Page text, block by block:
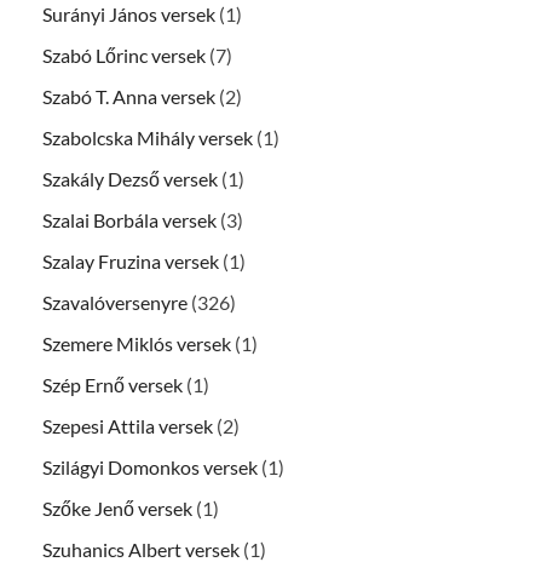
Surányi János versek (1)
Szabó Lőrinc versek (7)
Szabó T. Anna versek (2)
Szabolcska Mihály versek (1)
Szakály Dezső versek (1)
Szalai Borbála versek (3)
Szalay Fruzina versek (1)
Szavalóversenyre (326)
Szemere Miklós versek (1)
Szép Ernő versek (1)
Szepesi Attila versek (2)
Szilágyi Domonkos versek (1)
Szőke Jenő versek (1)
Szuhanics Albert versek (1)